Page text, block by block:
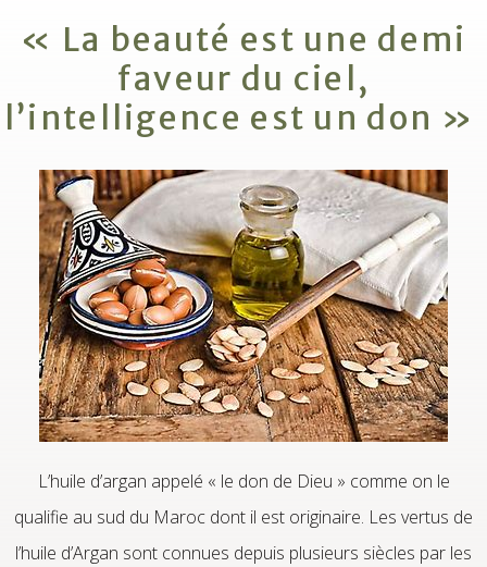
« La beauté est une demi
faveur du ciel,
l’intelligence est un don »
L’huile d’argan appelé « le don de Dieu » comme on le
qualifie au sud du Maroc dont il est originaire. Les vertus de
l’huile d’Argan sont connues depuis plusieurs siècles par les